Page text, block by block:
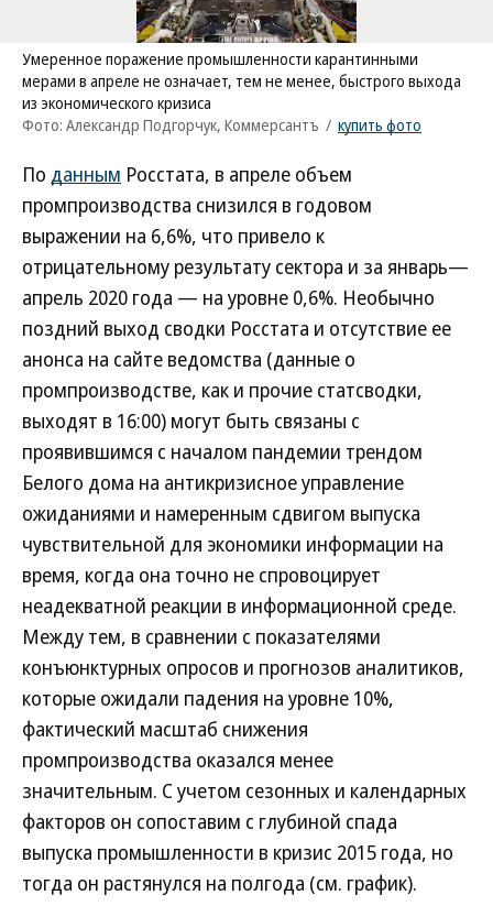
Умеренное поражение промышленности карантинными
мерами в апреле не означает, тем не менее, быстрого выхода
из экономического кризиса
Фото: Александр Подгорчук, Коммерсантъ / купить фото
По данным Росстата, в апреле объем
промпроизводства снизился в годовом
выражении на 6,6%, что привело к
отрицательному результату сектора и за январь—
апрель 2020 года — на уровне 0,6%. Необычно
поздний выход сводки Росстата и отсутствие ее
анонса на сайте ведомства (данные о
промпроизводстве, как и прочие статсводки,
выходят в 16:00) могут быть связаны с
проявившимся с началом пандемии трендом
Белого дома на антикризисное управление
ожиданиями и намеренным сдвигом выпуска
чувствительной для экономики информации на
время, когда она точно не спровоцирует
неадекватной реакции в информационной среде.
Между тем, в сравнении с показателями
конъюнктурных опросов и прогнозов аналитиков,
которые ожидали падения на уровне 10%,
фактический масштаб снижения
промпроизводства оказался менее
значительным. С учетом сезонных и календарных
факторов он сопоставим с глубиной спада
выпуска промышленности в кризис 2015 года, но
тогда он растянулся на полгода (см. график).